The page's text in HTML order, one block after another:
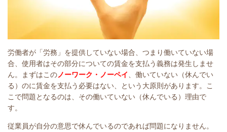
労働者が「労務」を提供していない場合、つまり働いていない場
合、使用者はその部分についての賃金を支払う義務は発生しませ
ん。まずはこのノーワーク・ノーペイ
、働いていない（休んでい
る）のに賃金を支払う必要はない、という大原則があります。こ
こで問題となるのは、その働いていない（休んでいる）理由で
す。
従業員が自分の意思で休んでいるのであれば問題になりません。